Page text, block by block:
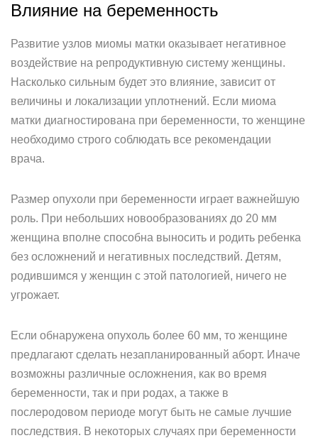
Влияние на беременность
Развитие узлов миомы матки оказывает негативное
воздействие на репродуктивную систему женщины.
Насколько сильным будет это влияние, зависит от
величины и локализации уплотнений. Если миома
матки диагностирована при беременности, то женщине
необходимо строго соблюдать все рекомендации
врача.
Размер опухоли при беременности играет важнейшую
роль. При небольших новообразованиях до 20 мм
женщина вполне способна выносить и родить ребенка
без осложнений и негативных последствий. Детям,
родившимся у женщин с этой патологией, ничего не
угрожает.
Если обнаружена опухоль более 60 мм, то женщине
предлагают сделать незапланированный аборт. Иначе
возможны различные осложнения, как во время
беременности, так и при родах, а также в
послеродовом периоде могут быть не самые лучшие
последствия. В некоторых случаях при беременности